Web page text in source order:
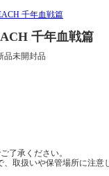
千年血戦篇
千年血戦篇
品未開封品
了承ください。
取扱いや保管場所に注